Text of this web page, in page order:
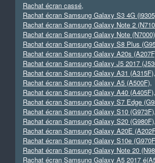
Rachat écran cassé,
Rachat écran Samsung Galaxy S3 4G
Rachat écran Samsung Galaxy Note 2
Rachat écran Samsung Galaxy Note (N7000)
Rachat écran Samsung Galaxy S8 Plus
Rachat écran Samsung Galaxy A20s
Rachat écran Samsung Galaxy J5 2017
Rachat écran Samsung Galaxy A31 (A315F),
Rachat écran Samsung Galaxy A5 (A500F),
Rachat écran Samsung Galaxy A40 (A405F),
Rachat écran Samsung Galaxy S7 Edge
Rachat écran Samsung Galaxy S10 (G973F),
Rachat écran Samsung Galaxy S20 (G980F),
Rachat écran Samsung Galaxy A20E
Rachat écran Samsung Galaxy S10e
Rachat écran Samsung Galaxy Note 20
Rachat écran Samsung Galaxy A5 2017